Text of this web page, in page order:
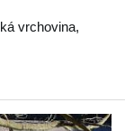
vrchovina,